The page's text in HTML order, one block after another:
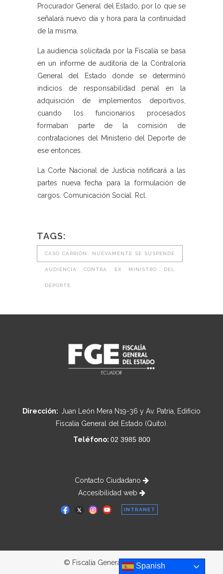
Procurador General del Estado, por lo que se
señalará nuevo día y hora para la continuidad
de la misma.
La audiencia solicitada por la Fiscalía se basa
en un informe de auditoría de la Contraloría
General del Estado donde se determinó
indicios de responsabilidad penal en la
adquisición de implementos deportivos,
cuando los funcionarios procesados
formaban parte de la comisión de
contrataciones del Ministerio del Deporte de
ese entonces.
La Corte Nacional de Justicia notificará a las
partes nueva fecha para la formulación de
cargos. Comunicación Social. Rcl.
TAGS:
CASO CARRIÓN: NUEVAMENTE SE SUSPENDE
AUDIENCIA CONTRA EX MINISTRO DEL
DEPORTE
Dirección: Juan León Mera N19-36 y Av. Patria, Edificio
Fiscalía General del Estado (Quito).
Teléfono: 02 3985 800
Contacto Ciudadano
Accesibilidad web
INTRANET
© Fiscalía General del Estado
Spanish